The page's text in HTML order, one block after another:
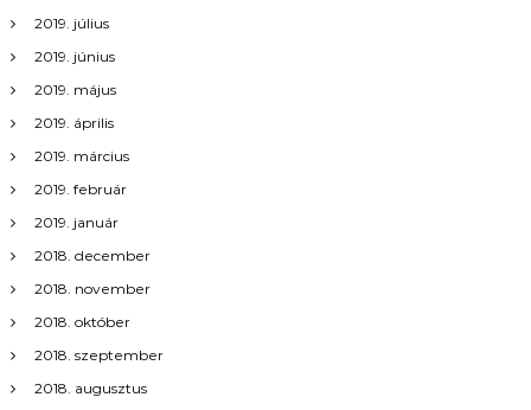
ó
2019. július
2019. június
2019. május
2019. április
2019. március
2019. február
2019. január
2018. december
2018. november
2018. október
2018. szeptember
2018. augusztus